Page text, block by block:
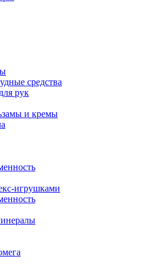
средства
рук
и кремы
игрушками